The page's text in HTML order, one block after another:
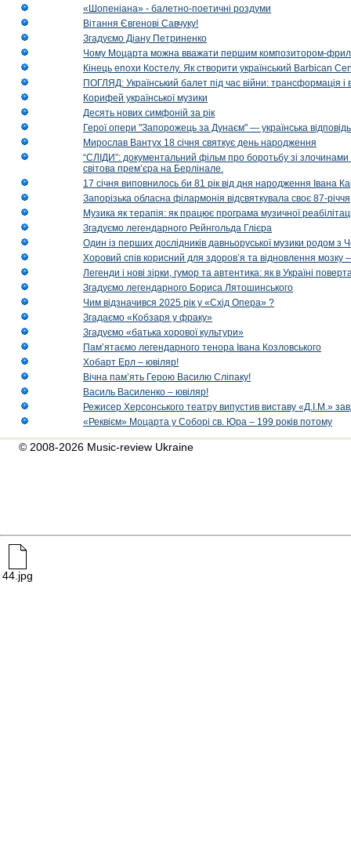
«Шопеніана» - балетно-поетичні роздуми
Вітання Євгенові Савчуку!
Згадуємо Діану Петриненко
Чому Моцарта можна вважати першим композитором-
Кінець епохи Костелу. Як створити український Barbican
ПОГЛЯД: Український балет під час війни: трансформація і
Корифей української музики
Десять нових симфоній за рік
Герої опери "Запорожець за Дунаєм" — українська
Мирослав Вантух 18 січня святкує день народження
“СЛІДИ”: документальний фільм про боротьбу зі
світова прем’єра на Берлінале.
17 січня виповнилось би 81 рік від дня народження Івана
Запорізька обласна філармонія відсвяткувала своє 87-річчя
Музика як терапія: як працює програма музичної
Згадуємо легендарного Рейнгольда Глієра
Один із перших дослідників давньоруської музики родом з
Хоровий спів корисний для здоров’я та відновлення мозку
Легенди і нові зірки, гумор та автентика: як в Україні
Згадуємо легендарного Бориса Лятошинського
Чим відзначився 2025 рік у «Схід Опера» ?
Згадаємо «Кобзаря у фраку»
Згадуємо «батька хорової культури»
Пам’ятаємо легендарного тенора Івана Козловського
Хобарт Ерл – ювіляр!
Вічна пам’ять Герою Василю Сліпаку!
Василь Василенко – ювіляр!
Режисер Херсонського театру випустив виставу «Д.І.М.»
«Реквієм» Моцарта у Соборі св. Юра – 199 років потому
© 2008-2026 Music-review Ukraine
44.jpg